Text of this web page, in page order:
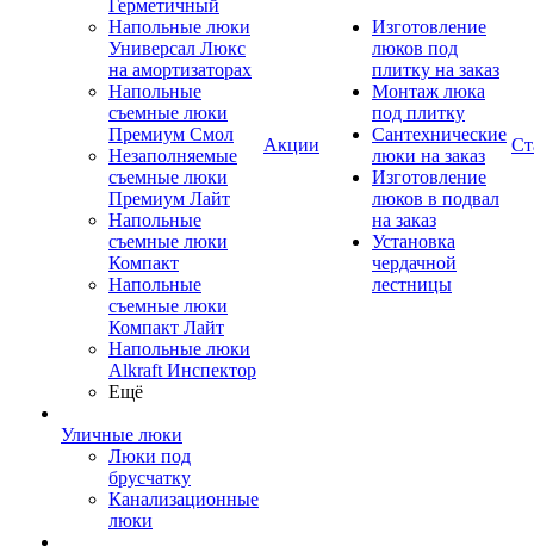
Герметичный
Напольные люки
Универсал Люкс
на амортизаторах
Напольные
съемные люки
Премиум Смол
Незаполняемые
съемные люки
Премиум Лайт
Напольные
съемные люки
Компакт
Напольные
съемные люки
Компакт Лайт
Напольные люки
Alkraft Инспектор
Ещё
Уличные люки
Люки под
брусчатку
Канализационные
люки
Акции
Изготовление
люков под
плитку на заказ
Монтаж люка
под плитку
Сантехнические
люки на заказ
Изготовление
люков в подвал
на заказ
Установка
чердачной
лестницы